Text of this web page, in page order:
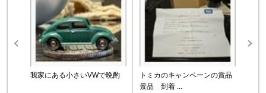
我家にある小さいVWで晩酌
トミカのキャンペーンの賞品
景品 到着 ...